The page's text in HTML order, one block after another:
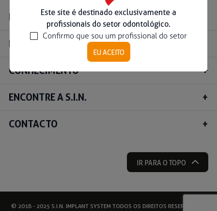
Ouse ser digital
Ver todos
Educação
Área científica
Onde Estamos
INSTITUCIONAL
PRODUTOS
CONHECIMENTO
ENCONTRE A S.I.N.
CONTACTO
IR PARA O TOPO
© 2018 - 2025 S.I.N. IMPLANT SYSTEM TODOS OS DIREITOS RESERVADOS |
Este site é destinado exclusivamente a
profissionais do setor odontológico.
Confirmo que sou um profissional do setor
EU ACEITO